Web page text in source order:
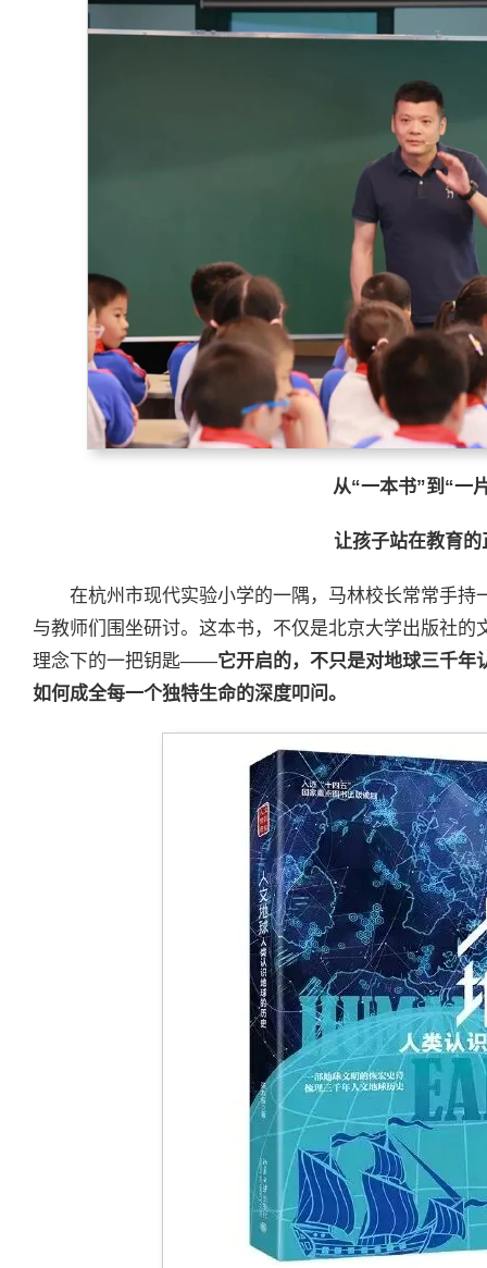
从“一本书”到“一
让孩子站在教育的
在杭州市现代实验小学的一隅，马林校长常常手
与教师们围坐研讨。这本书，不仅是北京大学出版社的
理念下的一把钥匙——它开启的，不只是对地球三千年
如何成全每一个独特生命的深度叩问。